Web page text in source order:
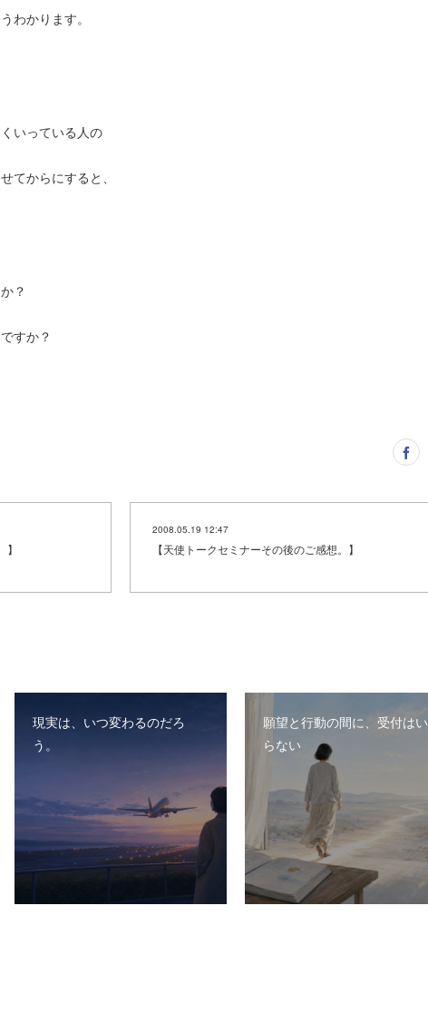
わかります。
いっている人の
てからにすると、
？
すか？
2008.05.19 12:47
【天使トークセミナーその後のご感想。】
現実は、いつ変わるのだろ
う。
願望と行動の間に、受付はい
らない